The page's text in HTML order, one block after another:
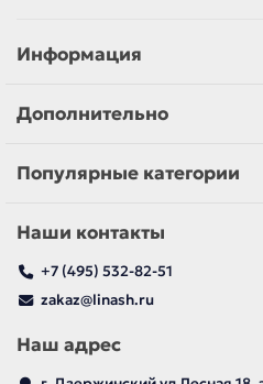
Информация
Дополнительно
Популярные категории
Наши контакты
+7 (495) 532-82-51
zakaz@linash.ru
Наш адрес